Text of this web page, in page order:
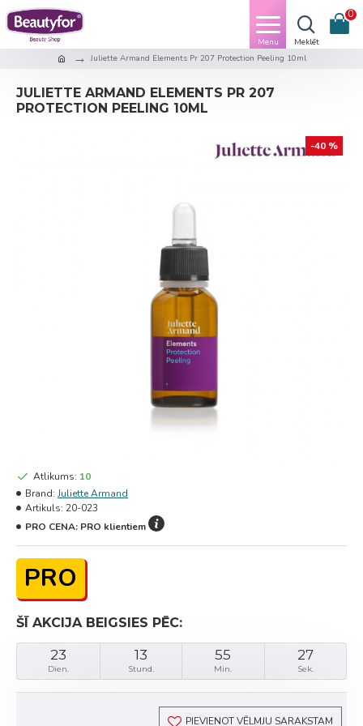
0
Juliette Armand Elements Pr 207 Protection Peeling 10ml
JULIETTE ARMAND ELEMENTS PR 207
PROTECTION PEELING 10ML
-40 %
ŠĪ AKCIJA BEIGSIES PĒC:
23
Dien.
13
Stund.
55
Min.
27
Sek.
PRO
Atlikums: 10
Brand: Juliette Armand
Artikuls: 20-023
PRO CENA: PRO klientiem
PIEVIENOT VĒLMJU SARAKSTAM